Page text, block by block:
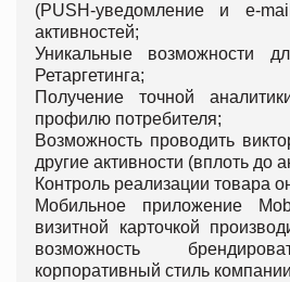
(PUSH-уведомление и e-
активностей;
Уникальные возможности
Ретаргетинга;
Получение точной
профилю потребителя;
Возможность проводить
другие активности (вплоть до
Контроль реализации товара
Мобильное приложение
визитной карточкой
возможность
корпоративный стиль